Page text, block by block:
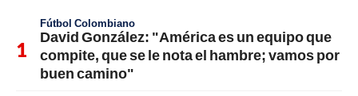
Fútbol Colombiano
David González: "América es un equipo que
compite, que se le nota el hambre; vamos por
buen camino"